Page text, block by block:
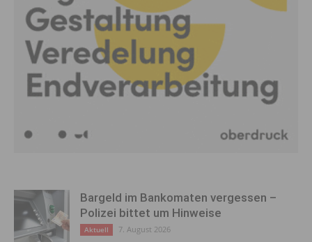
Bargeld im Bankomaten vergessen –
Polizei bittet um Hinweise
Aktuell 7. August 2026